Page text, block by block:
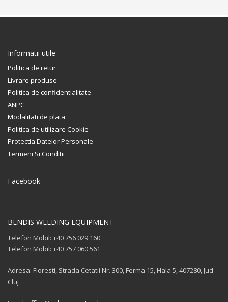
Informatii utile
Politica de retur
Livrare produse
Politica de confidentialitate
ANPC
Modalitati de plata
Politica de utilizare Cookie
Protectia Datelor Personale
Termeni Si Conditii
Facebook
BENDIS WELDING EQUIPMENT
Telefon Mobil: +40 756 029 160
Telefon Mobil: +40 757 060 561
Adresa: Floresti, Strada Cetatii Nr. 300, Ferma 15, Hala 5, 407280, Jud
Cluj